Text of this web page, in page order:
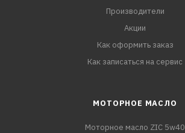
Производители
Акции
Как оформить заказ
Как записаться на сервис
МОТОРНОЕ МАСЛО
Моторное масло ZIC 5w40